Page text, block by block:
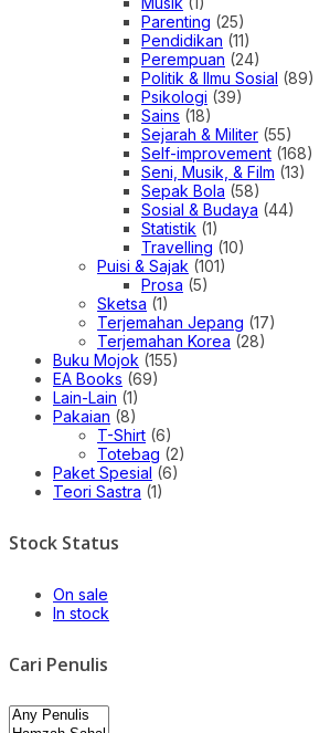
Parenting (25)
Pendidikan (11)
Perempuan (24)
Politik & Ilmu Sosial (89)
Psikologi (39)
Sains (18)
Sejarah & Militer (55)
Self-improvement (168)
Seni, Musik, & Film (13)
Sepak Bola (58)
Sosial & Budaya (44)
Statistik (1)
Travelling (10)
Puisi & Sajak (101)
Prosa (5)
Sketsa (1)
Terjemahan Jepang (17)
Terjemahan Korea (28)
Buku Mojok (155)
EA Books (69)
Lain-Lain (1)
Pakaian (8)
T-Shirt (6)
Totebag (2)
Paket Spesial (6)
Teori Sastra (1)
Stock Status
On sale
In stock
Cari Penulis